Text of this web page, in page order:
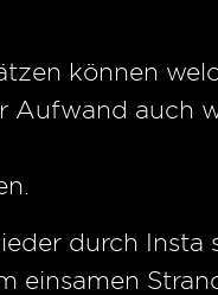
können
Aufwand auch
durch Insta
einsamen